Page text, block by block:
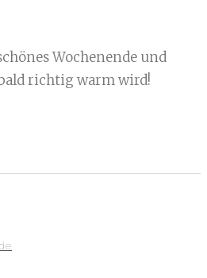
Wochenende und
richtig warm wird!